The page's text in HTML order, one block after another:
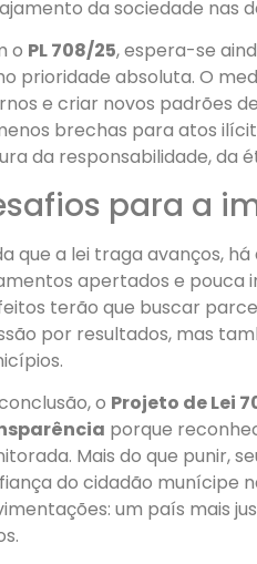
da sociedade nas
o PL 708/25, espera-se
prioridade absoluta. O
e criar novos padrões
brechas para atos
da responsabilidade, da
para a
que a lei traga avanços,
apertados e pouca
terão que buscar
por resultados, mas
o Projeto de Lei
porque
Mais do que punir,
do cidadão munícipe
um país mais